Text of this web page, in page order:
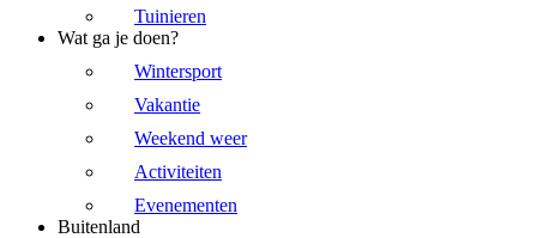
Tuinieren
Wat ga je doen?
Wintersport
Vakantie
Weekend weer
Activiteiten
Evenementen
Buitenland